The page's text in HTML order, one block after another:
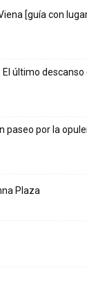
[guía con
último descanso
paseo por la
Plaza